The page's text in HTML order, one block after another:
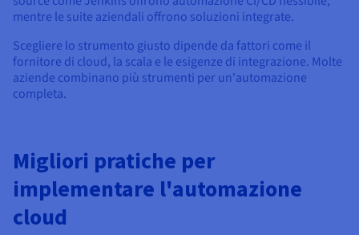
mentre le suite aziendali offrono soluzioni integrate.
Scegliere lo strumento giusto dipende da fattori come il
fornitore di cloud, la scala e le esigenze di integrazione. Molte
aziende combinano più strumenti per un'automazione
completa.
Migliori pratiche per
implementare l'automazione
cloud